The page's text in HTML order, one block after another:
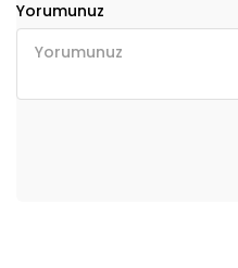
Yorumunuz